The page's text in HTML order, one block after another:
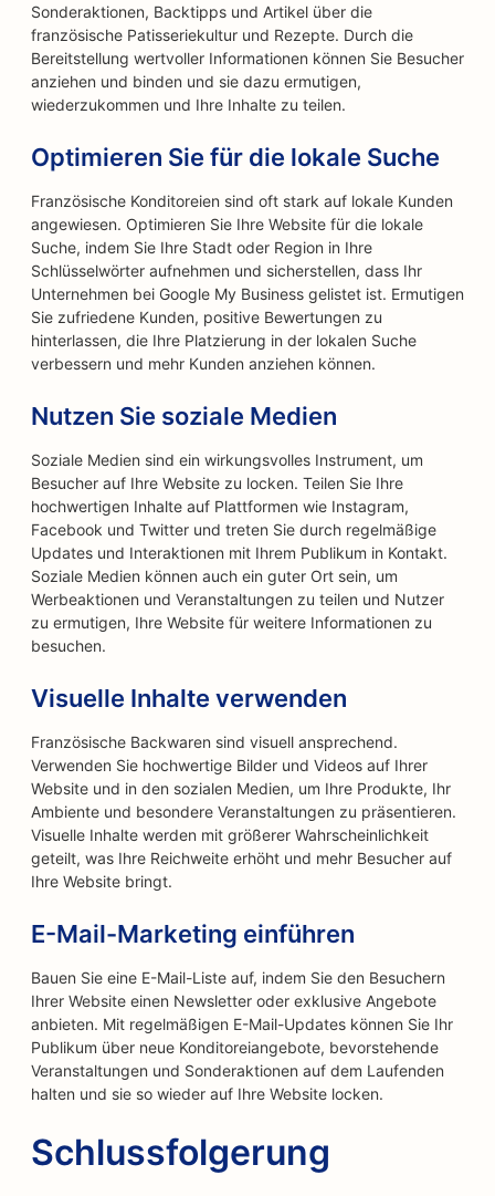
Sonderaktionen, Backtipps und Artikel über die
französische Patisseriekultur und Rezepte. Durch die
Bereitstellung wertvoller Informationen können Sie Besucher
anziehen und binden und sie dazu ermutigen,
wiederzukommen und Ihre Inhalte zu teilen.
Optimieren Sie für die lokale Suche
Französische Konditoreien sind oft stark auf lokale Kunden
angewiesen. Optimieren Sie Ihre Website für die lokale
Suche, indem Sie Ihre Stadt oder Region in Ihre
Schlüsselwörter aufnehmen und sicherstellen, dass Ihr
Unternehmen bei Google My Business gelistet ist. Ermutigen
Sie zufriedene Kunden, positive Bewertungen zu
hinterlassen, die Ihre Platzierung in der lokalen Suche
verbessern und mehr Kunden anziehen können.
Nutzen Sie soziale Medien
Soziale Medien sind ein wirkungsvolles Instrument, um
Besucher auf Ihre Website zu locken. Teilen Sie Ihre
hochwertigen Inhalte auf Plattformen wie Instagram,
Facebook und Twitter und treten Sie durch regelmäßige
Updates und Interaktionen mit Ihrem Publikum in Kontakt.
Soziale Medien können auch ein guter Ort sein, um
Werbeaktionen und Veranstaltungen zu teilen und Nutzer
zu ermutigen, Ihre Website für weitere Informationen zu
besuchen.
Visuelle Inhalte verwenden
Französische Backwaren sind visuell ansprechend.
Verwenden Sie hochwertige Bilder und Videos auf Ihrer
Website und in den sozialen Medien, um Ihre Produkte, Ihr
Ambiente und besondere Veranstaltungen zu präsentieren.
Visuelle Inhalte werden mit größerer Wahrscheinlichkeit
geteilt, was Ihre Reichweite erhöht und mehr Besucher auf
Ihre Website bringt.
E-Mail-Marketing einführen
Bauen Sie eine E-Mail-Liste auf, indem Sie den Besuchern
Ihrer Website einen Newsletter oder exklusive Angebote
anbieten. Mit regelmäßigen E-Mail-Updates können Sie Ihr
Publikum über neue Konditoreiangebote, bevorstehende
Veranstaltungen und Sonderaktionen auf dem Laufenden
halten und sie so wieder auf Ihre Website locken.
Schlussfolgerung